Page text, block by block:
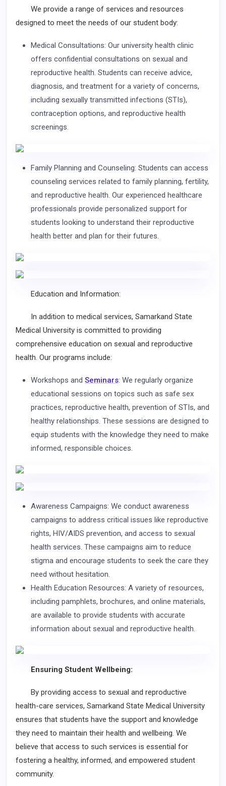
We provide a range of services and resources
designed to meet the needs of our student body:
Medical Consultations: Our university health clinic
offers confidential consultations on sexual and
reproductive health. Students can receive advice,
diagnosis, and treatment for a variety of concerns,
including sexually transmitted infections (STIs),
contraception options, and reproductive health
screenings.
Family Planning and Counseling: Students can access
counseling services related to family planning, fertility,
and reproductive health. Our experienced healthcare
professionals provide personalized support for
students looking to understand their reproductive
health better and plan for their futures.
Education and Information:
In addition to medical services, Samarkand State
Medical University is committed to providing
comprehensive education on sexual and reproductive
health. Our programs include:
Workshops and Seminars: We regularly organize
educational sessions on topics such as safe sex
practices, reproductive health, prevention of STIs, and
healthy relationships. These sessions are designed to
equip students with the knowledge they need to make
informed, responsible choices.
Awareness Campaigns: We conduct awareness
campaigns to address critical issues like reproductive
rights, HIV/AIDS prevention, and access to sexual
health services. These campaigns aim to reduce
stigma and encourage students to seek the care they
need without hesitation.
Health Education Resources: A variety of resources,
including pamphlets, brochures, and online materials,
are available to provide students with accurate
information about sexual and reproductive health.
Ensuring Student Wellbeing:
By providing access to sexual and reproductive
health-care services, Samarkand State Medical University
ensures that students have the support and knowledge
they need to maintain their health and wellbeing. We
believe that access to such services is essential for
fostering a healthy, informed, and empowered student
community.